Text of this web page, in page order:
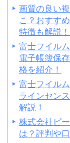
画質の良い
こ？おすす
特徴も解説！
富士フイル
電子帳簿保
格を紹介！
富士フイル
ラインセン
解説！
株式会社ピ
は？評判や